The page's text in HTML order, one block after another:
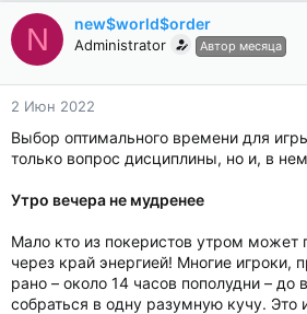
N new$world$order
Administrator Автор месяца
2 Июн 2022
Выбор оптимального времени для
только вопрос дисциплины, но и, в
Утро вечера не мудренее
Мало кто из покеристов утром может
через край энергией! Многие игроки,
рано – около 14 часов пополудни – до
собраться в одну разумную кучу. Это